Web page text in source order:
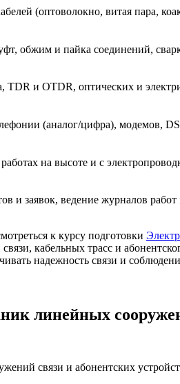
(оптоволокно, витая пара,
обжим и пайка соединений,
TDR и OTDR, оптических и
(аналог/цифра), модемов,
на высоте и с
и заявок, ведение журналов
к курсу подготовки
кабельных трасс и
надежность связи и
линейных
связи и абонентских